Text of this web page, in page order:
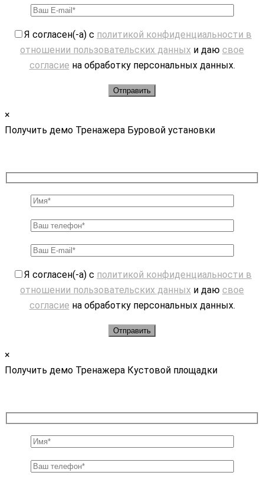
Я согласен(-а) с политикой конфиденциальности в
отношении пользовательских данных и даю свое
согласие на обработку персональных данных.
×
Получить демо Тренажера Буровой установки
Я согласен(-а) с политикой конфиденциальности в
отношении пользовательских данных и даю свое
согласие на обработку персональных данных.
×
Получить демо Тренажера Кустовой площадки